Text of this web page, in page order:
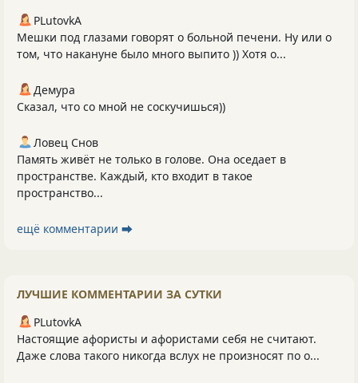
PLutоvkА
Мешки под глазами говорят о больной печени. Ну или о
том, что накануне было много выпито )) Хотя о...
Демура
Сказал, что со мной не соскучишься))
Ловец Снов
Память живёт не только в голове. Она оседает в
пространстве. Каждый, кто входит в такое
пространство...
ещё комментарии ⮕
ЛУЧШИЕ КОММЕНТАРИИ ЗА СУТКИ
PLutоvkА
Настоящие афористы и афористами себя не считают.
Даже слова такого никогда вслух не произносят по о...